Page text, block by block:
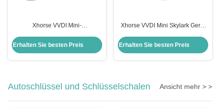
Xhorse VVDI Mini-
Fernschlüsselprogrammierer für
Universalfahrzeuge Anwendbar
Erhalten Sie besten Preis
Xhorse VVDI Mini Skylark Gerät
Schlüssel Programmierer
Erhalten Sie besten Preis
Autoschlüssel und Schlüsselschalen Ansicht mehr > >